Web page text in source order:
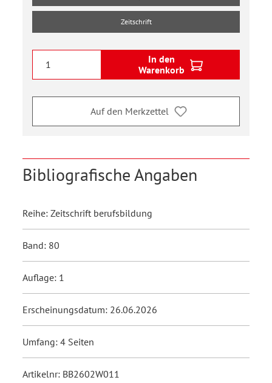
Zeitschrift
In den
Warenkorb
Auf den Merkzettel
Bibliografische Angaben
Reihe: Zeitschrift berufsbildung
Band: 80
Auflage: 1
Erscheinungsdatum: 26.06.2026
Umfang: 4 Seiten
Artikelnr: BB2602W011